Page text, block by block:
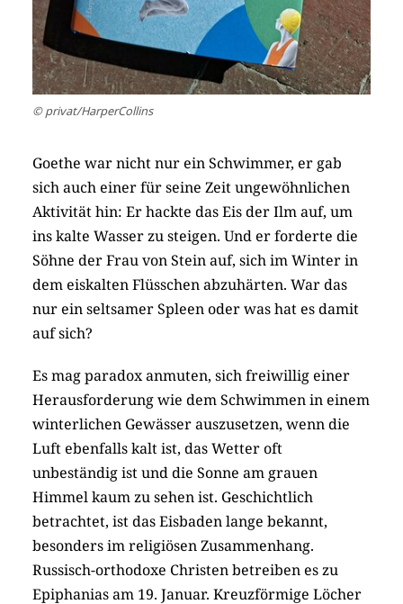
© privat/HarperCollins
Goethe war nicht nur ein Schwimmer, er gab
sich auch einer für seine Zeit ungewöhnlichen
Aktivität hin: Er hackte das Eis der Ilm auf, um
ins kalte Wasser zu steigen. Und er forderte die
Söhne der Frau von Stein auf, sich im Winter in
dem eiskalten Flüsschen abzuhärten. War das
nur ein seltsamer Spleen oder was hat es damit
auf sich?
Es mag paradox anmuten, sich freiwillig einer
Herausforderung wie dem Schwimmen in einem
winterlichen Gewässer auszusetzen, wenn die
Luft ebenfalls kalt ist, das Wetter oft
unbeständig ist und die Sonne am grauen
Himmel kaum zu sehen ist. Geschichtlich
betrachtet, ist das Eisbaden lange bekannt,
besonders im religiösen Zusammenhang.
Russisch-orthodoxe Christen betreiben es zu
Epiphanias am 19. Januar. Kreuzförmige Löcher